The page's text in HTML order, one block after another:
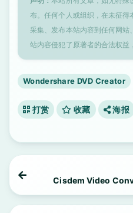
布。任何个人或组织，在未征得
采集、发布本站内容到任何网
站内容侵犯了原著者的合法权益
Wondershare DVD Creator
打赏 收藏 海报
Cisdem Video